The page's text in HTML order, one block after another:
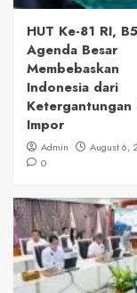
HUT Ke-81 RI,
Agenda Besar
Membebaskan
Indonesia dari
Ketergantungan
Impor
Admin
August 6,
0